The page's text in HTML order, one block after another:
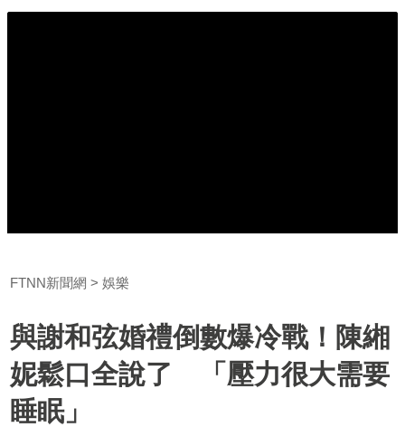
FTNN新聞網 娛樂
與謝和弦婚禮倒數爆冷戰！陳緗
妮鬆口全說了 「壓力很大需要
睡眠」